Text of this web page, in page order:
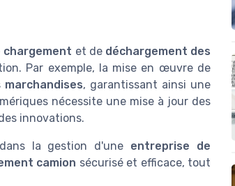
chargement et de déchargement des
Par exemple, la mise en œuvre de
marchandises, garantissant ainsi une
nécessite une mise à jour des
innovations.
la gestion d'une entreprise de
camion sécurisé et efficace, tout